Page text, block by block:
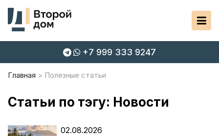
+7 999 333 9247
Главная Полезные статьи
Статьи по тэгу: Новости
02.08.2026